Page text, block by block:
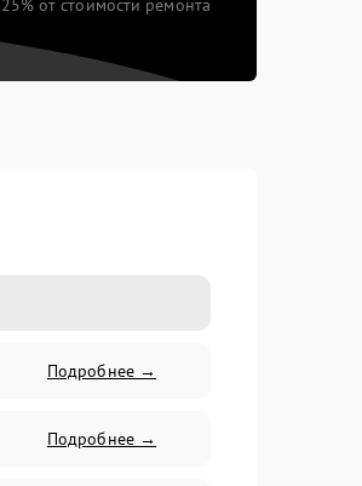
от стоимости ремонта
Подробнее →
Подробнее →